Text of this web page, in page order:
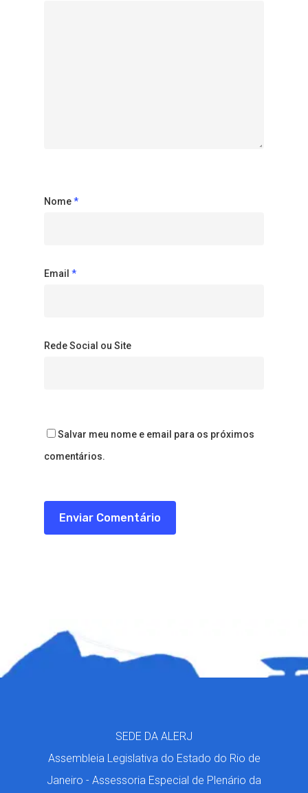
Nome*
Email *
Rede Social ou Site
Salvar meu nome e email para os próximos
comentários.
SEDE DA ALERJ
Assembleia Legislativa do Estado do Rio de
Janeiro - Assessoria Especial de Plenário da